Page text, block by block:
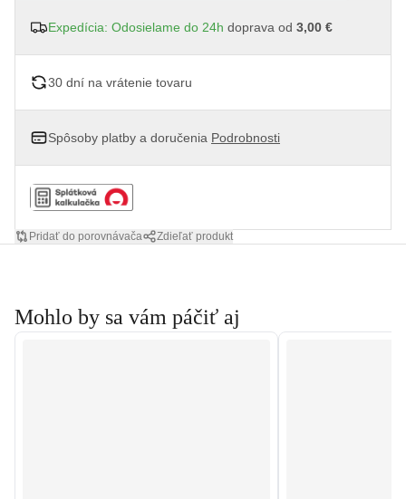
Expedícia: Odosielame do 24h doprava od 3,00 €
30 dní na vrátenie tovaru
Spôsoby platby a doručenia Podrobnosti
Pridať do porovnávača Zdieľať produkt
Mohlo by sa vám páčiť aj